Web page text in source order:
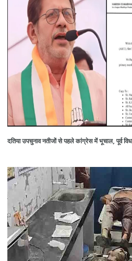
दतिया उपचुनाव नतीजों से पहले कांग्रेस में भूचाल, पूर्व